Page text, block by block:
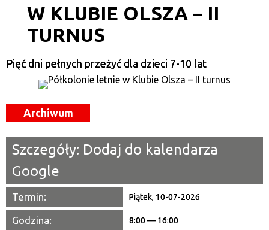
Kategoria
Trwające w zakresie
—
Miejsce
Promowane
W KLUBIE OLSZA – II
TURNUS
Pięć dni pełnych przeżyć dla dzieci 7-10 lat
Archiwum
Szczegóły: Dodaj do kalendarza
Google
Termin: Piątek, 10-07-2026
Godzina: 8:00 — 16:00